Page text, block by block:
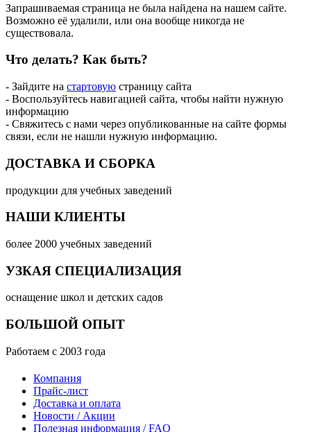
Запрашиваемая страница не была найдена на нашем сайте.
Возможно её удалили, или она вообще никогда не
существовала.
Что делать? Как быть?
- Зайдите на стартовую страницу сайта
- Воспользуйтесь навигацией сайта, чтобы найти нужную
информацию
- Свяжитесь с нами через опубликованные на сайте формы
связи, если не нашли нужную информацию.
ДОСТАВКА И СБОРКА
продукции для учебных заведений
НАШИ КЛИЕНТЫ
более 2000 учебных заведений
УЗКАЯ СПЕЦИАЛИЗАЦИЯ
оснащение школ и детских садов
БОЛЬШОЙ ОПЫТ
Работаем с 2003 года
Компания
Прайс-лист
Доставка и оплата
Новости / Акции
Полезная информация / FAQ